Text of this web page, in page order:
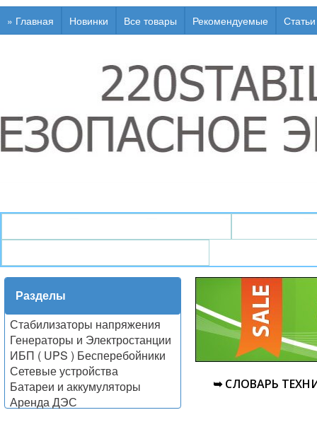
» Главная Новинки Все товары Рекомендуемые Статьи
Разделы
Стабилизаторы напряжения
Генераторы и Электростанции
ИБП ( UPS ) Бесперебойники
Сетевые устройства
Батареи и аккумуляторы
Аренда ДЭС
➥ СЛОВАРЬ